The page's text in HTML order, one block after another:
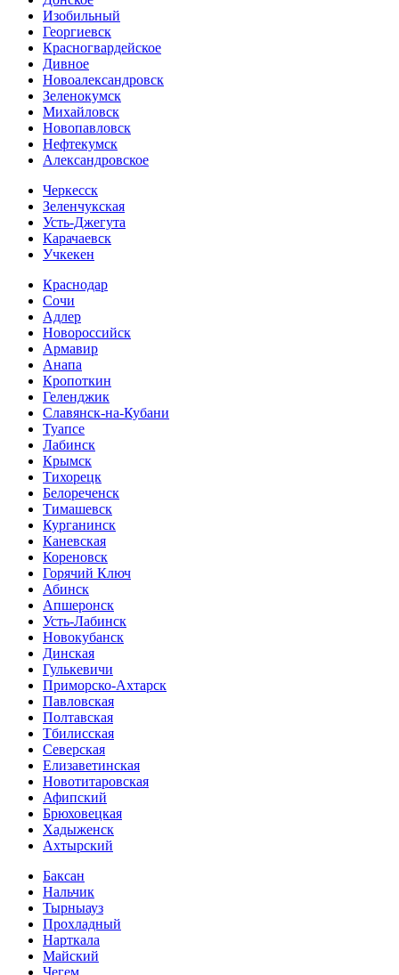
Изобильный
Георгиевск
Красногвардейское
Дивное
Новоалександровск
Зеленокумск
Михайловск
Новопавловск
Нефтекумск
Александровское
Черкесск
Зеленчукская
Усть-Джегута
Карачаевск
Учкекен
Краснодар
Сочи
Адлер
Новороссийск
Армавир
Анапа
Кропоткин
Геленджик
Славянск-на-Кубани
Туапсе
Лабинск
Крымск
Тихорецк
Белореченск
Тимашевск
Курганинск
Каневская
Кореновск
Горячий Ключ
Абинск
Апшеронск
Усть-Лабинск
Новокубанск
Динская
Гулькевичи
Приморско-Ахтарск
Павловская
Полтавская
Тбилисская
Северская
Елизаветинская
Новотитаровская
Афипский
Брюховецкая
Хадыженск
Ахтырский
Баксан
Нальчик
Тырныауз
Прохладный
Нарткала
Майский
Чегем